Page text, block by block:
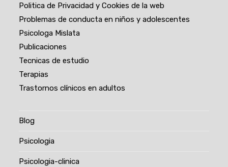
Politica de Privacidad y Cookies de la web
Problemas de conducta en niños y adolescentes
Psicologa Mislata
Publicaciones
Tecnicas de estudio
Terapias
Trastornos clínicos en adultos
Blog
Psicologia
Psicologia-clinica